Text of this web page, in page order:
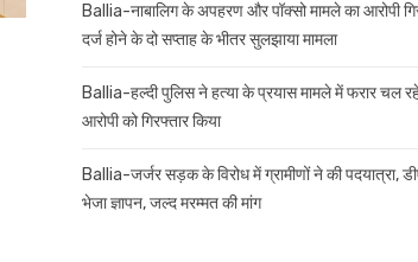
Ballia-नाबालिग के अपहरण और पॉक्सो मामले का आरोपी
दर्ज होने के दो सप्ताह के भीतर सुलझाया मामला
Ballia-हल्दी पुलिस ने हत्या के प्रयास मामले में फरार चल
आरोपी को गिरफ्तार किया
Ballia-जर्जर सड़क के विरोध में ग्रामीणों ने की पदयात्रा,
भेजा ज्ञापन, जल्द मरम्मत की मांग